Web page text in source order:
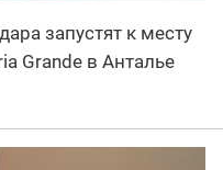
запустят к месту
Grande в Анталье